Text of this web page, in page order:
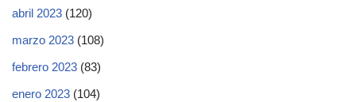
abril 2023 (120)
marzo 2023 (108)
febrero 2023 (83)
enero 2023 (104)